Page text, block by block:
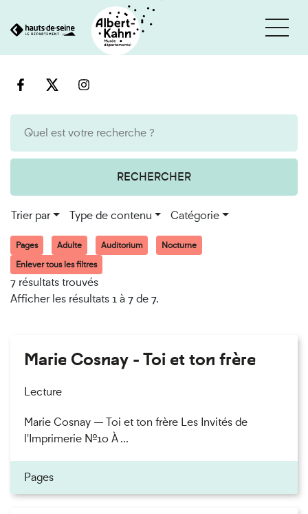
au
RECHERCHER
Trier par Type de contenu Catégorie
Pages Adulte Auditorium
Nocturne
Enlever tous les filtres
7 résultats trouvés
Afficher les résultats 1 à 7 de 7.
Marie Cosnay - Toi et ton frère
Lecture
Marie Cosnay — Toi et ton frère Les Invités de
l'Imprimerie n°10 À ...
Pages
Cookies et traceurs utilisés sur ce site